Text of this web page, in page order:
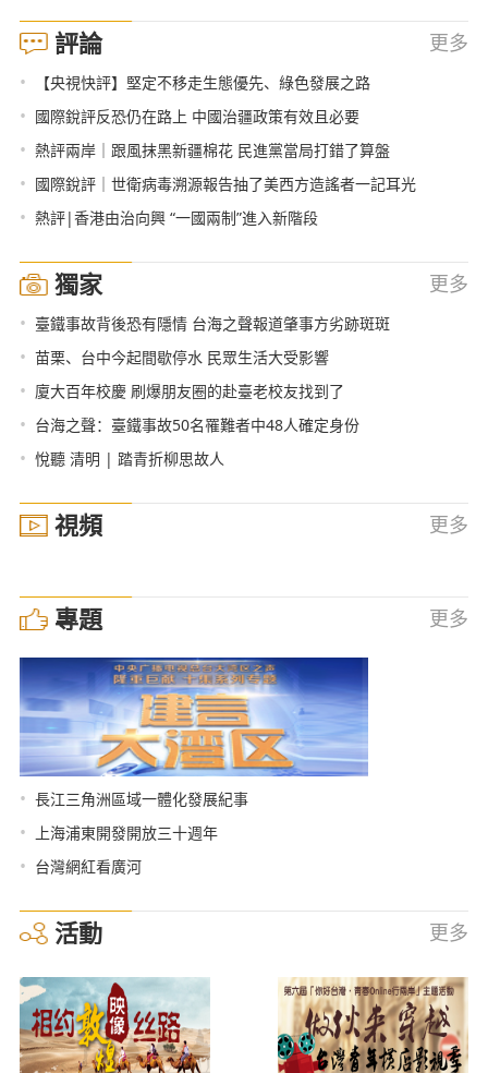
評論 更多
• 【央視快評】堅定不移走生態優先、綠色發展之路
• 國際銳評反恐仍在路上 中國治疆政策有效且必要
• 熱評兩岸｜跟風抹黑新疆棉花 民進黨當局打錯了算盤
• 國際銳評｜世衛病毒溯源報告抽了美西方造謠者一記耳光
• 熱評|香港由治向興 “一國兩制”進入新階段
獨家 更多
• 臺鐵事故背後恐有隱情 台海之聲報道肇事方劣跡斑斑
• 苗栗、台中今起間歇停水 民眾生活大受影響
• 廈大百年校慶 刷爆朋友圈的赴臺老校友找到了
• 台海之聲：臺鐵事故50名罹難者中48人確定身份
• 悅聽 清明 | 踏青折柳思故人
視頻 更多
專題 更多
• 長江三角洲區域一體化發展紀事
• 上海浦東開發開放三十週年
• 台灣網紅看廣河
活動 更多